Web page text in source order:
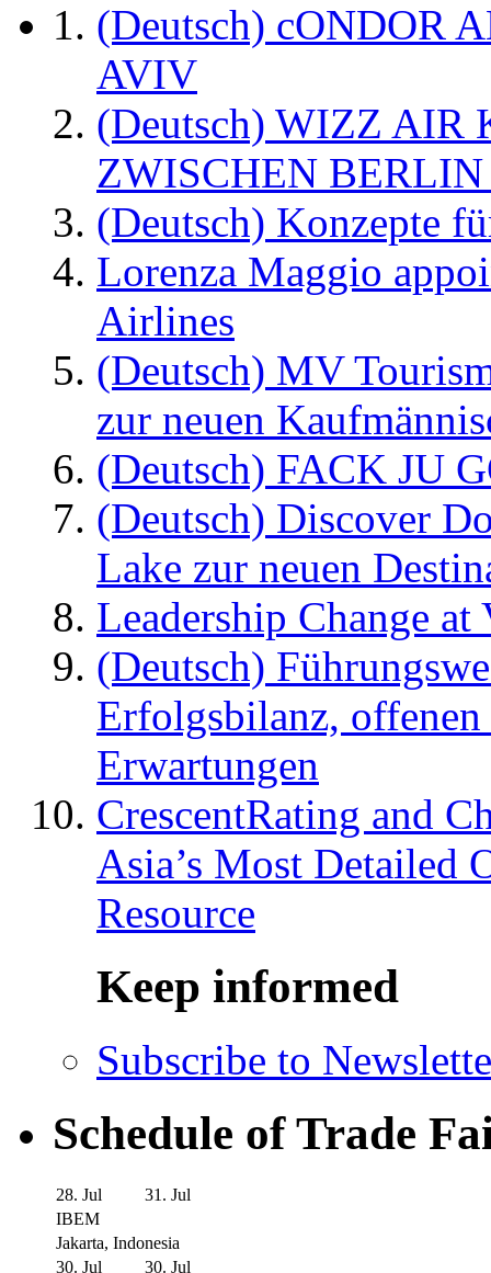
(Deutsch) cONDOR
AVIV
(Deutsch) WIZZ AIR
ZWISCHEN
(Deutsch) Konzepte
Lorenza Maggio
Airlines
(Deutsch) MV
zur neuen
(Deutsch) FACK JU
(Deutsch) Discover
Lake zur neuen
Leadership Change
(Deutsch)
Erfolgsbilanz,
Erwartungen
CrescentRating and
Asia’s Most Detailed
Resource
Keep informed
Subscribe to
Schedule of Trade
28. Jul
31. Jul
IBEM
Jakarta, Indonesia
30. Jul
30. Jul